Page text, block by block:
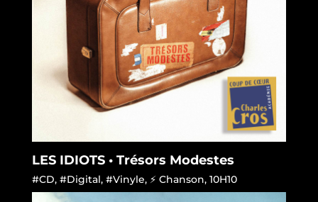
LES IDIOTS • Trésors Modestes
#CD, #Digital, #Vinyle, ⚡ Chanson, 10H10